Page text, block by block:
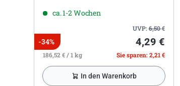
ca. 1-2 Wochen
UVP:6,50€
-34% 4,29 €
186,52 € / 1 kg Sie sparen: 2,21 €
In den Warenkorb